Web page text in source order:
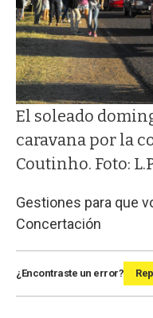
El soleado
caravana por la
Coutinho. Foto:
Gestiones para que
Concertación
¿Encontraste un error?